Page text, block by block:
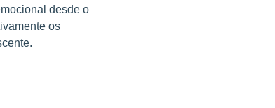
desde o
os